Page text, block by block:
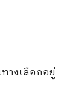
างเลือกอยู่